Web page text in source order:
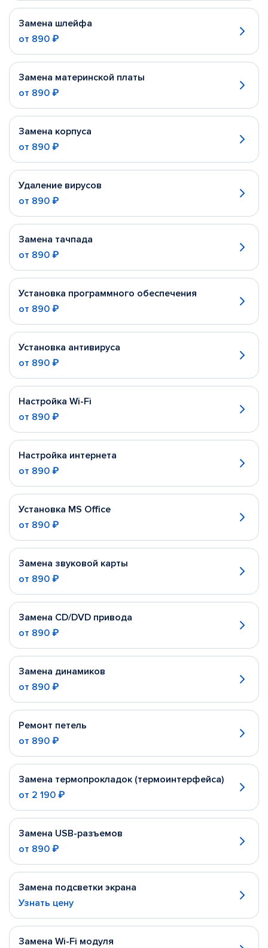
Замена шлейфа
от 890 ₽
Замена материнской платы
от 890 ₽
Замена корпуса
от 890 ₽
Удаление вирусов
от 890 ₽
Замена тачпада
от 890 ₽
Установка программного обеспечения
от 890 ₽
Установка антивируса
от 890 ₽
Настройка Wi-Fi
от 890 ₽
Настройка интернета
от 890 ₽
Установка MS Office
от 890 ₽
Замена звуковой карты
от 890 ₽
Замена CD/DVD привода
от 890 ₽
Замена динамиков
от 890 ₽
Ремонт петель
от 890 ₽
Замена термопрокладок (термоинтерфейса)
от 2 190 ₽
Замена USB-разъемов
от 890 ₽
Замена подсветки экрана
Узнать цену
Замена Wi-Fi модуля